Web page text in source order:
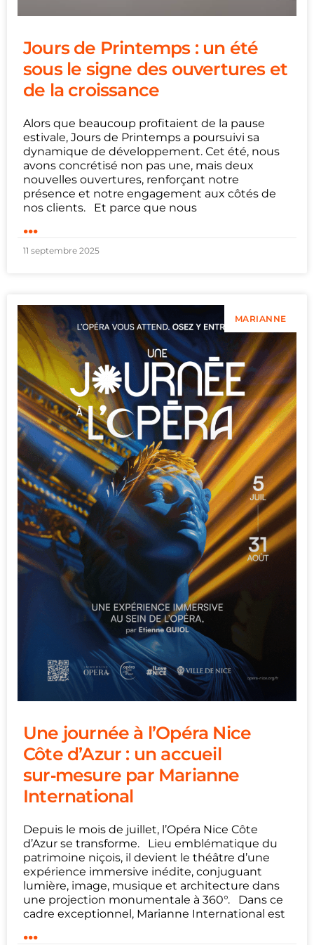
Jours de Printemps : un été
sous le signe des ouvertures et
de la croissance
Alors que beaucoup profitaient de la pause
estivale, Jours de Printemps a poursuivi sa
dynamique de développement. Cet été, nous
avons concrétisé non pas une, mais deux
nouvelles ouvertures, renforçant notre
présence et notre engagement aux côtés de
nos clients. Et parce que nous
...
11 septembre 2025
MARIANNE
Une journée à l’Opéra Nice
Côte d’Azur : un accueil
sur‑mesure par Marianne
International
Depuis le mois de juillet, l’Opéra Nice Côte
d’Azur se transforme. Lieu emblématique du
patrimoine niçois, il devient le théâtre d’une
expérience immersive inédite, conjuguant
lumière, image, musique et architecture dans
une projection monumentale à 360°. Dans ce
cadre exceptionnel, Marianne International est
...